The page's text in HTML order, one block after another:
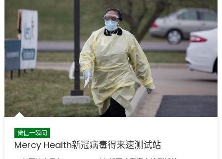
帐
篷
营
地〉
中
微信一瞬间
Mercy Health新冠病毒得来速测试站